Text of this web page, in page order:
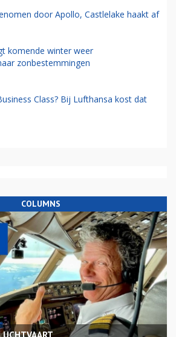
door Apollo, Castlelake haakt af
komende winter weer
zonbestemmingen
Class? Bij Lufthansa kost dat
COLUMNS